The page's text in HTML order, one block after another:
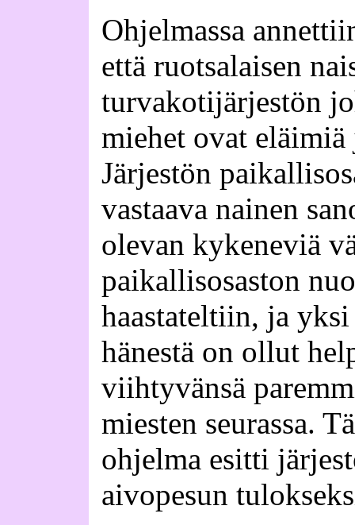
Ohjelmassa
että ruotsalaisen
turvakotijärjestön
miehet ovat
Järjestön
vastaava nainen
olevan kykeneviä
paikallisosaston
haastateltiin, ja
hänestä on ollut
viihtyvänsä
miesten seurassa.
ohjelma esitti
aivopesun